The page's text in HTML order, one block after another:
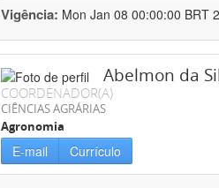
Vigência: Mon Jan 08 00:00:00 BRT
Abelmon da
COORDENADOR(A)
CIÊNCIAS AGRÁRIAS
Agronomia
E-mail Currículo